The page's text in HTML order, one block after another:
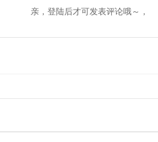
亲，登陆后才可发表评论哦～，